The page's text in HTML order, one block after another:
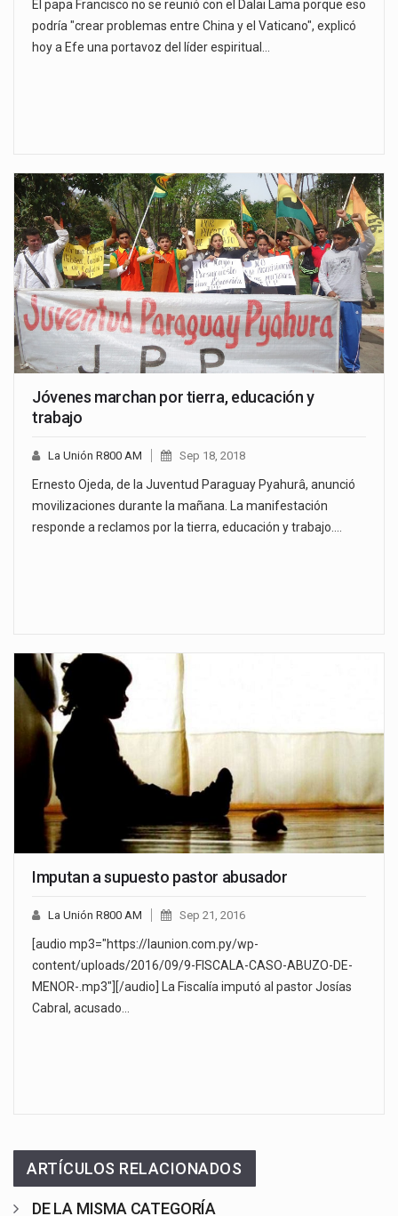
El papa Francisco no se reunió con el Dalai Lama porque eso
podría "crear problemas entre China y el Vaticano", explicó
hoy a Efe una portavoz del líder espiritual…
Jóvenes marchan por tierra, educación y
trabajo
La Unión R800 AM Sep 18, 2018
Ernesto Ojeda, de la Juventud Paraguay Pyahurâ, anunció
movilizaciones durante la mañana. La manifestación
responde a reclamos por la tierra, educación y trabajo.…
Imputan a supuesto pastor abusador
La Unión R800 AM Sep 21, 2016
[audio mp3="https://launion.com.py/wp-
content/uploads/2016/09/9-FISCALA-CASO-ABUZO-DE-
MENOR-.mp3"][/audio] La Fiscalía imputó al pastor Josías
Cabral, acusado…
ARTÍCULOS RELACIONADOS
DE LA MISMA CATEGORÍA